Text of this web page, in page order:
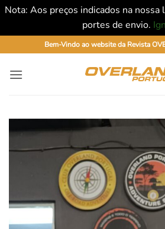
Nota: Aos preços indicados na nossa
portes de envio.
to
content
Bem-Vindo ao website da Revista